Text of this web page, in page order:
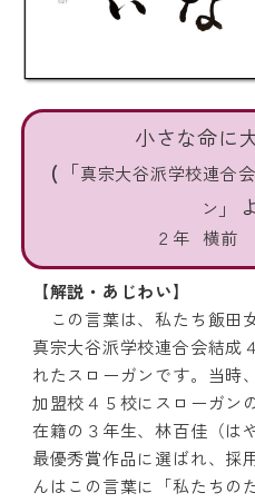
小さな命に
(「 真宗大谷派学校連合
ン 」
２年 横前
【解説・あじわい】
この言葉は、私たち飯田
真宗大谷派学校連合会結成
れたスローガンです。当時
加盟校４５校にスローガン
在籍の３年生、林百佳（は
最優秀賞作品に選ばれ、採
んはこの言葉に「私たちの